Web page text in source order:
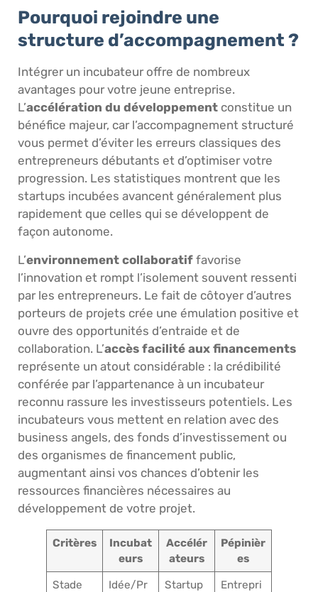
Pourquoi rejoindre une
structure d’accompagnement ?
Intégrer un incubateur offre de nombreux
avantages pour votre jeune entreprise.
L’accélération du développement constitue un
bénéfice majeur, car l’accompagnement structuré
vous permet d’éviter les erreurs classiques des
entrepreneurs débutants et d’optimiser votre
progression. Les statistiques montrent que les
startups incubées avancent généralement plus
rapidement que celles qui se développent de
façon autonome.
L’environnement collaboratif favorise
l’innovation et rompt l’isolement souvent ressenti
par les entrepreneurs. Le fait de côtoyer d’autres
porteurs de projets crée une émulation positive et
ouvre des opportunités d’entraide et de
collaboration. L’accès facilité aux financements
représente un atout considérable : la crédibilité
conférée par l’appartenance à un incubateur
reconnu rassure les investisseurs potentiels. Les
incubateurs vous mettent en relation avec des
business angels, des fonds d’investissement ou
des organismes de financement public,
augmentant ainsi vos chances d’obtenir les
ressources financières nécessaires au
développement de votre projet.
Critères
Incubat
eurs
Accélér
ateurs
Pépinièr
es
Stade
Idée/Pr
Startup
Entrepri